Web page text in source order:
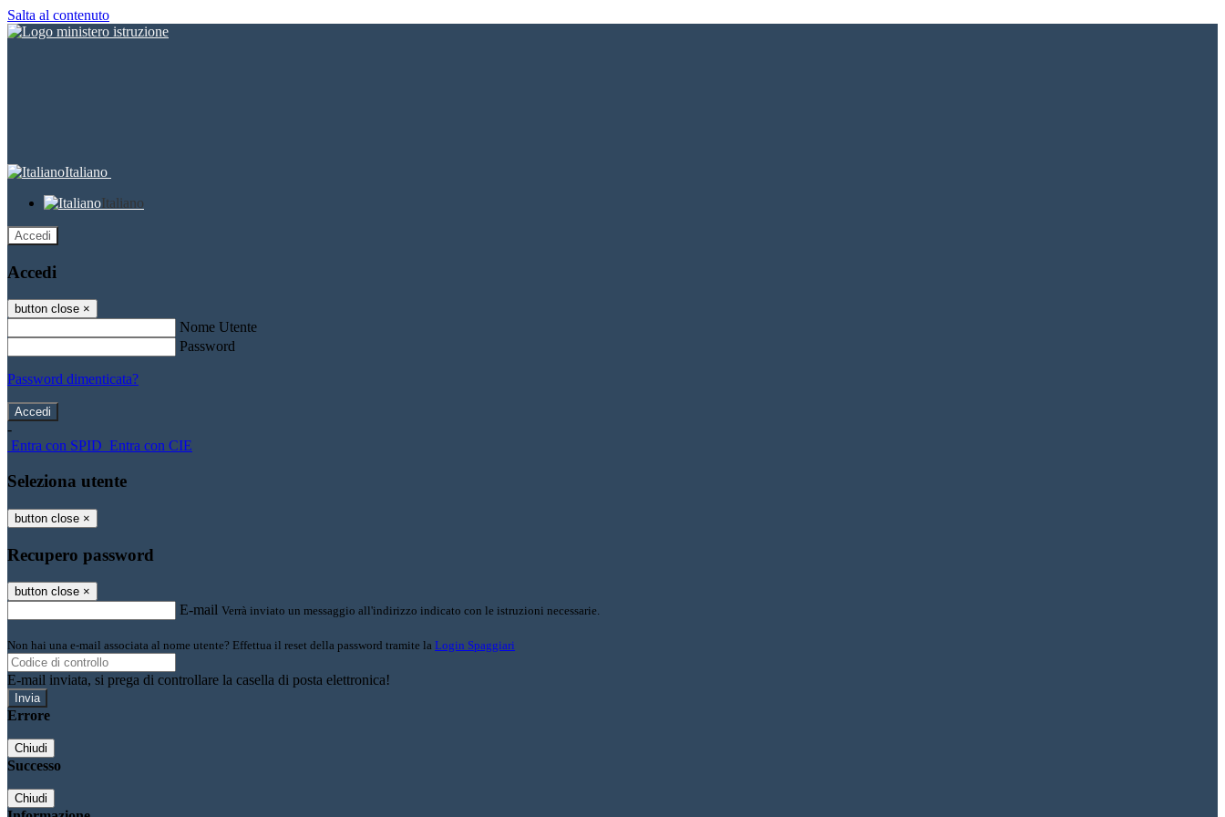
Salta al contenuto
Italiano
Italiano
Accedi
Accedi
button close ×
Nome Utente
Password
Password dimenticata?
-
Entra con SPID Entra con CIE
Seleziona utente
button close ×
Recupero password
button close ×
E-mail Verrà inviato un messaggio all'indirizzo indicato con le istruzioni necessarie.
Non hai una e-mail associata al nome utente? Effettua il reset della password tramite la Login Spaggiari
E-mail inviata, si prega di controllare la casella di posta elettronica!
Errore
Chiudi
Successo
Chiudi